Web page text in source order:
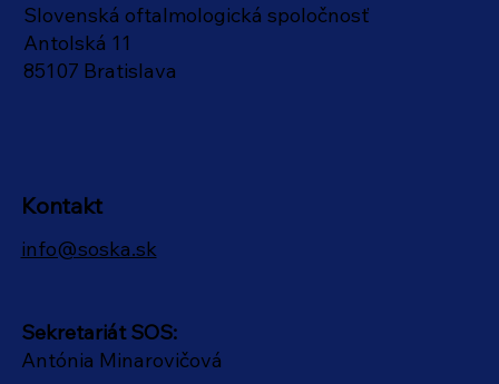
Slovenská oftalmologická spoločnosť
Antolská 11
85107 Bratislava
Kontakt
info@soska.sk
Sekretariát SOS:
Antónia Minarovičová